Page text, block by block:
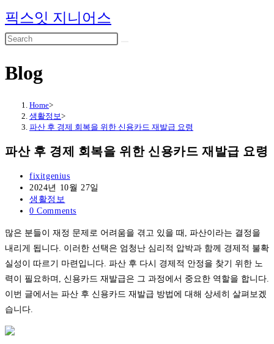
Skip
to
content
픽스잇 지니어스
Blog
Home>
생활정보>
파산 후 경제 회복을 위한 신용카드 재발급 요령
파산 후 경제 회복을 위한 신용카드 재발급 요령
Post
author:
fixitgenius
Post
published:
2024년 10월 27일
Post
category:
생활정보
Post
0 Comments
많은 분들이 재정 문제로 어려움을 겪고 있을 때, 파산이라는 결정을
내리게 됩니다. 이러한 선택은 엄청난 심리적 압박과 함께 경제적 불확
실성이 따르기 마련입니다. 파산 후 다시 경제적 안정을 찾기 위한 노
력이 필요하며, 신용카드 재발급은 그 과정에서 중요한 역할을 합니다.
이번 글에서는 파산 후 신용카드 재발급 방법에 대해 상세히 살펴보겠
습니다.